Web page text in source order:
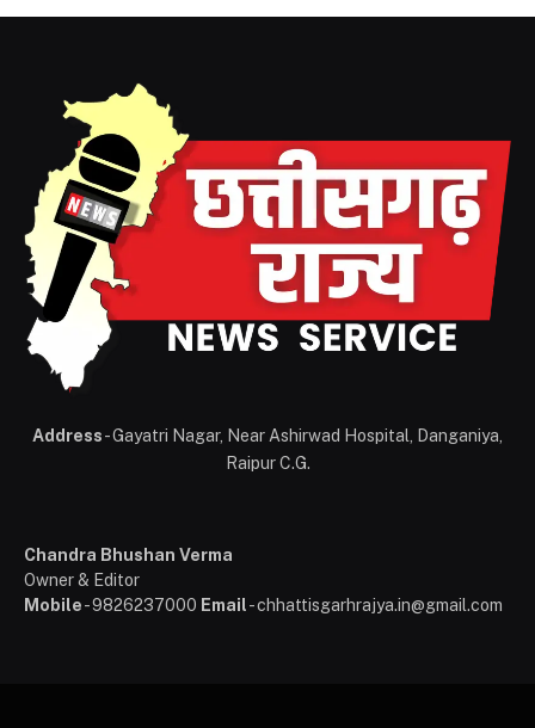
Address- Gayatri Nagar, Near Ashirwad Hospital, Danganiya,
Raipur C.G.
Chandra Bhushan Verma
Owner & Editor
Mobile- 9826237000 Email- chhattisgarhrajya.in@gmail.com